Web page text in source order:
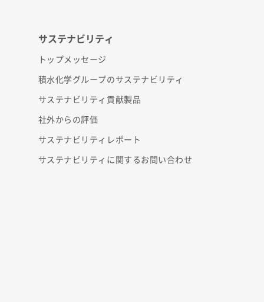
サステナビリティ
トップメッセージ
積水化学グループのサステナビリティ
サステナビリティ貢献製品
社外からの評価
サステナビリティレポート
サステナビリティに関するお問い合わせ